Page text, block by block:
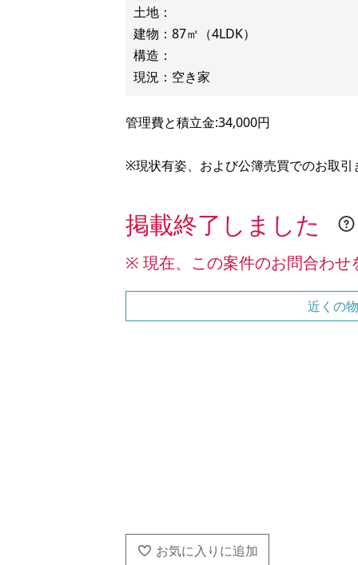
土地：
建物：87㎡（4LDK）
構造：
管理費と積立金:34,000円
※現状有姿、および公簿売買でのお取引
掲載終了しました
※ 現在、この案件のお問合わせ
近くの